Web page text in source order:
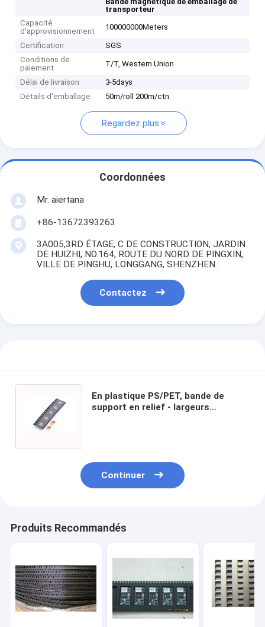
transporteur
Capacité
d'approvisionnement
100000000Meters
Certification
SGS
Conditions de
paiement
T/T, Western Union
Délai de livraison
3-5days
Détails d'emballage
50m/roll 200m/ctn
Regardez plus
Coordonnées
Mr. aiertana
+86-13672393263
3A005,3RD ÉTAGE, C DE CONSTRUCTION, JARDIN
DE HUIZHI, NO.164, ROUTE DU NORD DE PINGXIN,
VILLE DE PINGHU, LONGGANG, SHENZHEN.
Contactez
En plastique PS/PET, bande de
support en relief - largeurs
Continuer
Produits Recommandés